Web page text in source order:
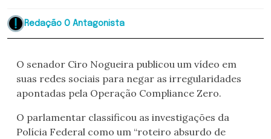
Redação O Antagonista
O senador Ciro Nogueira publicou um vídeo em
suas redes sociais para negar as irregularidades
apontadas pela Operação Compliance Zero.
O parlamentar classificou as investigações da
Polícia Federal como um “roteiro absurdo de